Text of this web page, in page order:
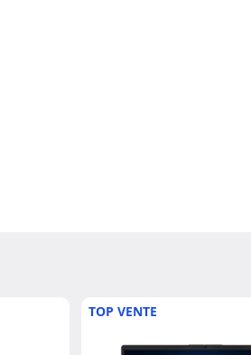
TOP VENTE